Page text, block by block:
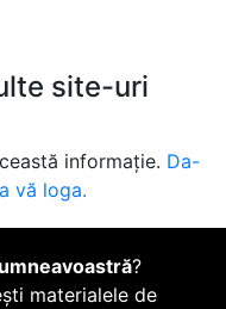
site-uri
informație. Da-
vă loga.
?
materialele de